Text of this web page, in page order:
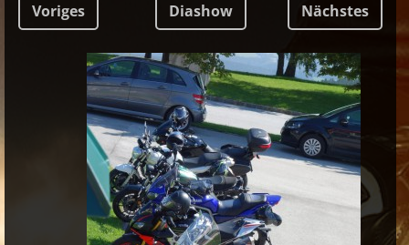
Voriges Diashow Nächstes